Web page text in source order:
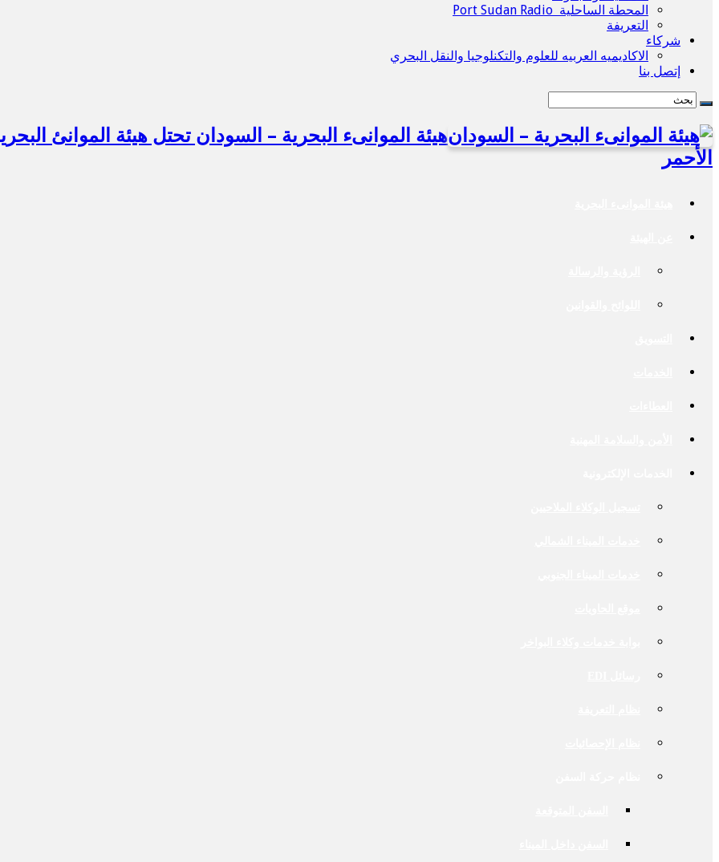
المحطة الساحلية Port Sudan Radio
التعريفة
شركاء
الاكاديميه العربيه للعلوم والتكنلوجيا والنقل البحري
إتصل بنا
هيئة الموانىء البحرية – السودان تحتل هيئة الموانئ
الأحمر